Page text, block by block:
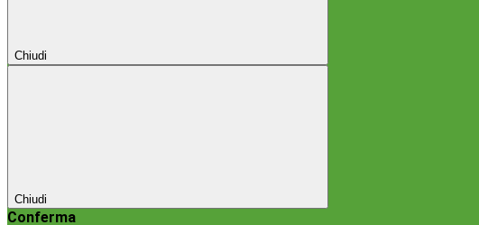
Chiudi
Chiudi
Conferma